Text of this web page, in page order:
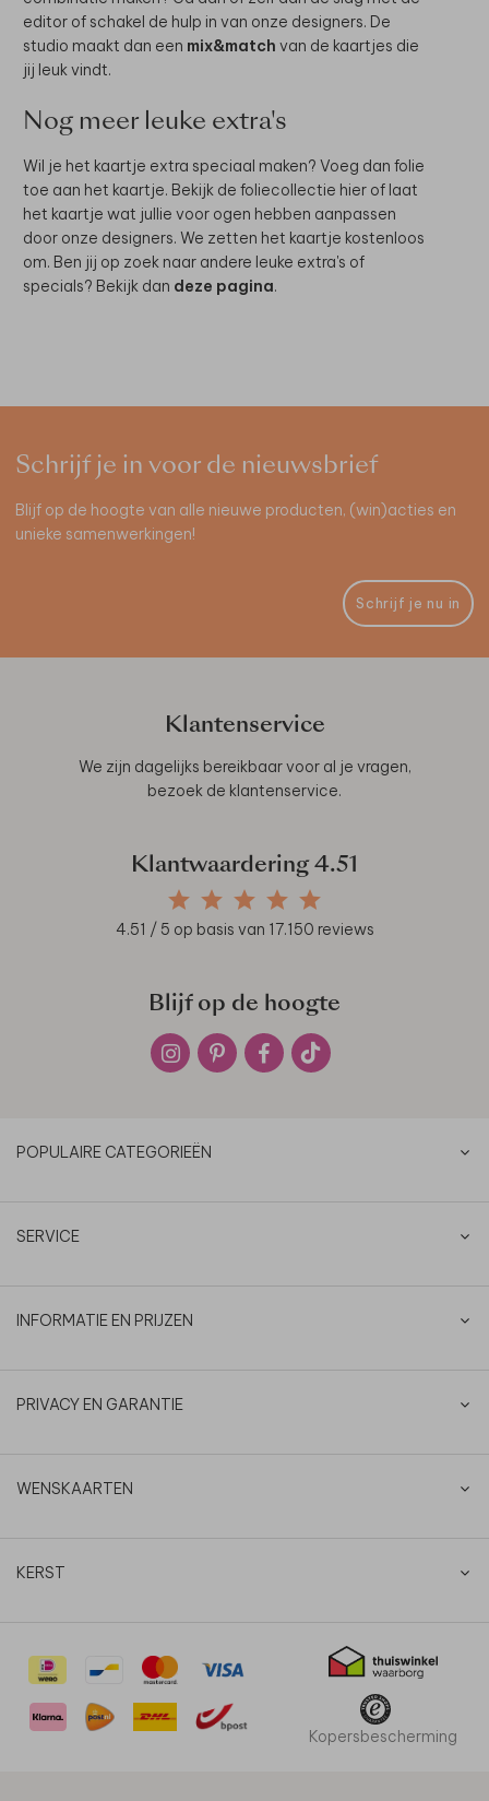
editor of schakel de hulp in van onze designers. De
studio maakt dan een mix&match van de kaartjes die
jij leuk vindt.
Nog meer leuke extra's
Wil je het kaartje extra speciaal maken? Voeg dan folie
toe aan het kaartje. Bekijk de foliecollectie hier of laat
het kaartje wat jullie voor ogen hebben aanpassen
door onze designers. We zetten het kaartje kostenloos
om. Ben jij op zoek naar andere leuke extra's of
specials? Bekijk dan deze pagina.
Schrijf je in voor de nieuwsbrief
Blijf op de hoogte van alle nieuwe producten, (win)acties en
unieke samenwerkingen!
Schrijf je nu in
Klantenservice
We zijn dagelijks bereikbaar voor al je vragen,
bezoek de klantenservice.
Klantwaardering 4.51
4.51 / 5 op basis van 17.150 reviews
Blijf op de hoogte
POPULAIRE CATEGORIEËN
SERVICE
INFORMATIE EN PRIJZEN
PRIVACY EN GARANTIE
WENSKAARTEN
KERST
Kopersbescherming